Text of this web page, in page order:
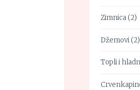
Zimnica(2)
Džemovi(2)
Topli i